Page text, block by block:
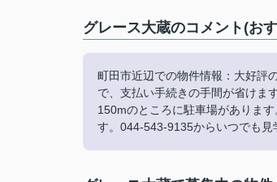
グレース大蔵のコメント(お
町田市近辺での物件情報：大好評
で、支払い手続きの手間が省けま
150mのところに駐車場がありま
す。044-543-9135からいつでも見